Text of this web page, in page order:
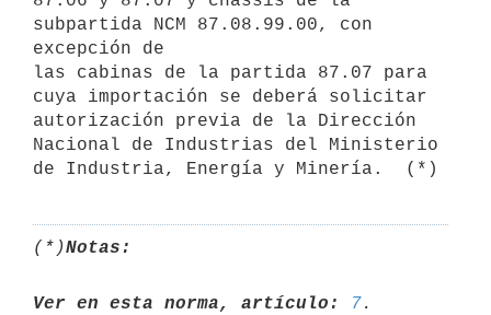
subpartida NCM 87.08.99.00, con
excepción de
las cabinas de la partida 87.07 para
cuya importación se deberá solicitar
autorización previa de la Dirección
Nacional de Industrias del Ministerio
(*)Notas:
Ver en esta norma, artículo: 7